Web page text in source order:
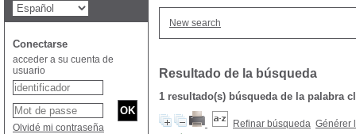
New search
Resultado de la búsqueda
1 resultado(s) búsqueda de la palabra
Refinar búsqueda Générer
Conectarse
acceder a su cuenta de
usuario
Olvidé mi contraseña